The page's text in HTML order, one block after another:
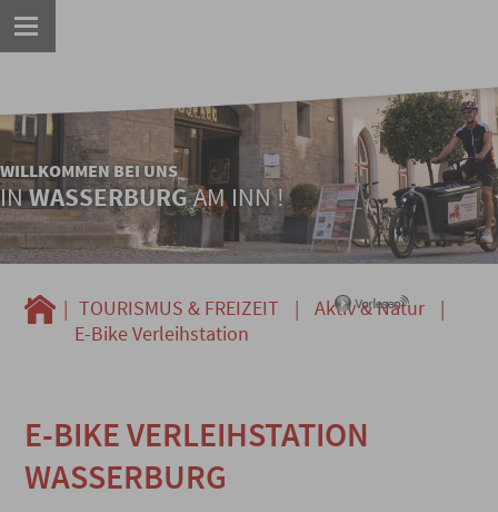
WILLKOMMEN BEI UNS
INWASSERBURGAM INN !
| TOURISMUS & FREIZEIT | Aktiv & Natur
|
E-Bike Verleihstation
E-BIKE VERLEIHSTATION
WASSERBURG